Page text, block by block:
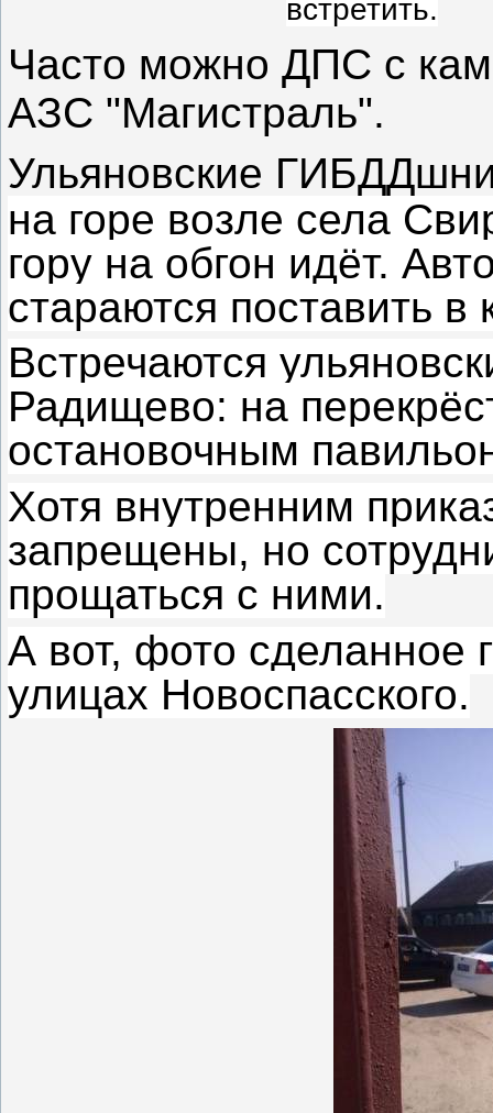
встретить.
Часто можно ДПС с
АЗС "Магистраль".
Ульяновские
на горе возле села
гору на обгон идёт.
стараются поставить в
Встречаются
Радищево: на
остановочным
Хотя внутренним
запрещены, но
прощаться с ними.
А вот, фото сделанное
улицах Новоспасского.